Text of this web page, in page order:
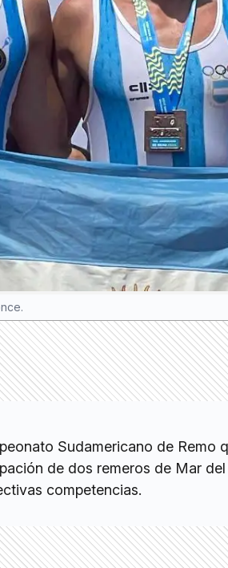
Sudamericano de Remo
de dos remeros de Mar
competencias.